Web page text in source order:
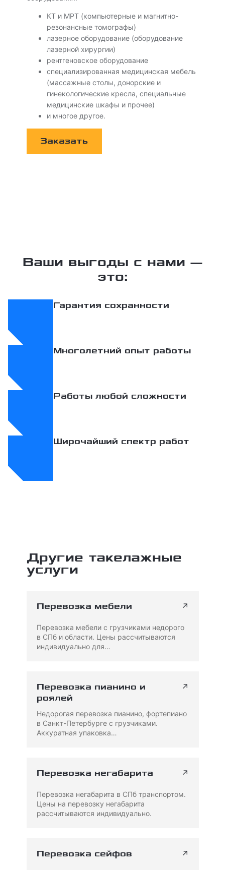
КТ и МРТ (компьютерные и магнитно-
резонансные томографы)
лазерное оборудование (оборудование
лазерной хирургии)
рентгеновское оборудование
специализированная медицинская мебель
(массажные столы, донорские и
гинекологические кресла, специальные
медицинские шкафы и прочее)
и многое другое.
Заказать
Ваши выгоды с нами —
это:
Гарантия сохранности
Многолетний опыт работы
Работы любой сложности
Широчайший спектр работ
Другие такелажные
услуги
Перевозка мебели ↗
Перевозка мебели с грузчиками недорого
в СПб и области. Цены рассчитываются
индивидуально для…
Перевозка пианино и
роялей
↗
Недорогая перевозка пианино, фортепиано
в Санкт-Петербурге с грузчиками.
Аккуратная упаковка…
Перевозка негабарита ↗
Перевозка негабарита в СПб транспортом.
Цены на перевозку негабарита
рассчитываются индивидуально.
Перевозка сейфов ↗